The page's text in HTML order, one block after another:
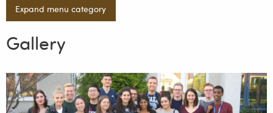
Expand menu category
Gallery